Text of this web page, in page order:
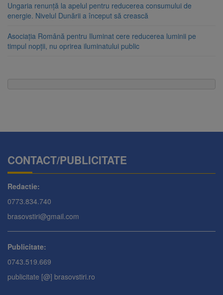
Ungaria renunță la apelul pentru reducerea consumului de
energie. Nivelul Dunării a început să crească
Asociația Română pentru Iluminat cere reducerea luminii pe
timpul nopții, nu oprirea iluminatului public
CONTACT/PUBLICITATE
Redactie:
0773.834.740
brasovstiri@gmail.com
Publicitate:
0743.519.669
publicitate [@] brasovstiri.ro